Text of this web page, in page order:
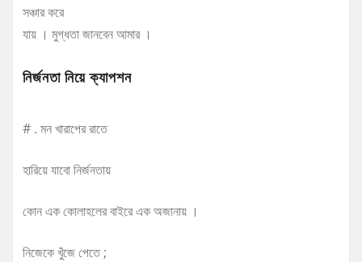
সঞ্চার করে
যায় । মুগ্ধতা জানবেন আমার ।
নির্জনতা নিয়ে ক্যাপশন
# . মন খারাপের রাতে
হারিয়ে যাবো নির্জনতায়
কোন এক কোলাহলের বাইরে এক অজানায় ।
নিজেকে খুঁজে পেতে ;